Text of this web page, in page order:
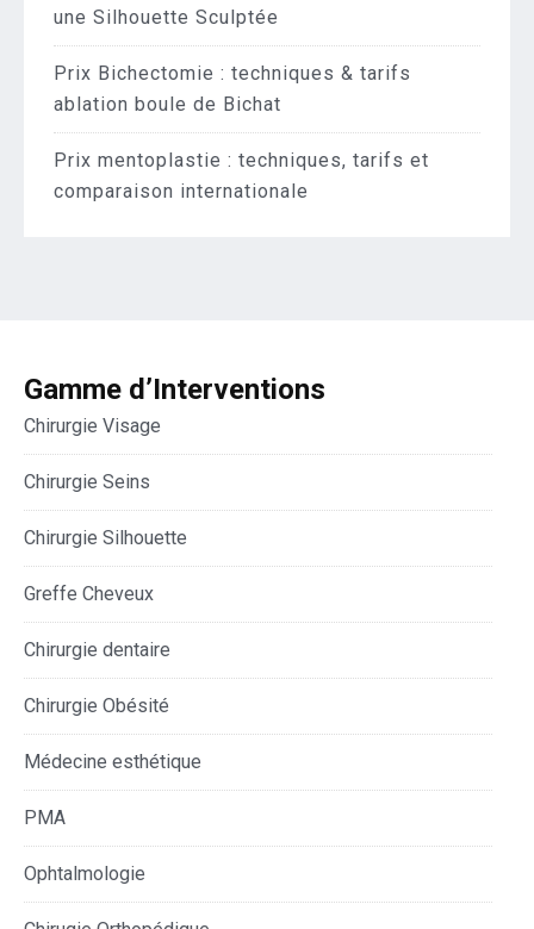
une Silhouette Sculptée
Prix Bichectomie : techniques & tarifs
ablation boule de Bichat
Prix mentoplastie : techniques, tarifs et
comparaison internationale
Gamme d’Interventions
Chirurgie Visage
Chirurgie Seins
Chirurgie Silhouette
Greffe Cheveux
Chirurgie dentaire
Chirurgie Obésité
Médecine esthétique
PMA
Ophtalmologie